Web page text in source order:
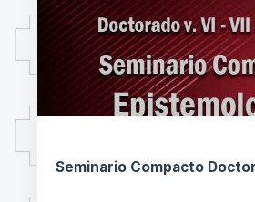
Seminario Compacto